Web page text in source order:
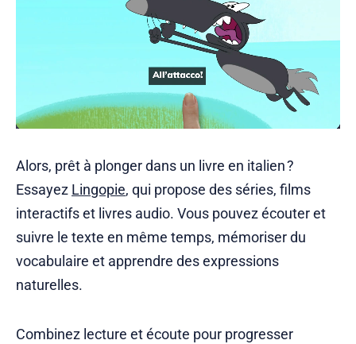
Alors, prêt à plonger dans un livre en italien ?
Essayez Lingopie, qui propose des séries, films
interactifs et livres audio. Vous pouvez écouter et
suivre le texte en même temps, mémoriser du
vocabulaire et apprendre des expressions
naturelles.
Combinez lecture et écoute pour progresser